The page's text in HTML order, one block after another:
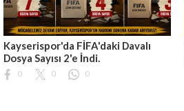
Kayserispor'da FİFA'daki Davalı
Dosya Sayısı 2'e İndi.
0 0 0